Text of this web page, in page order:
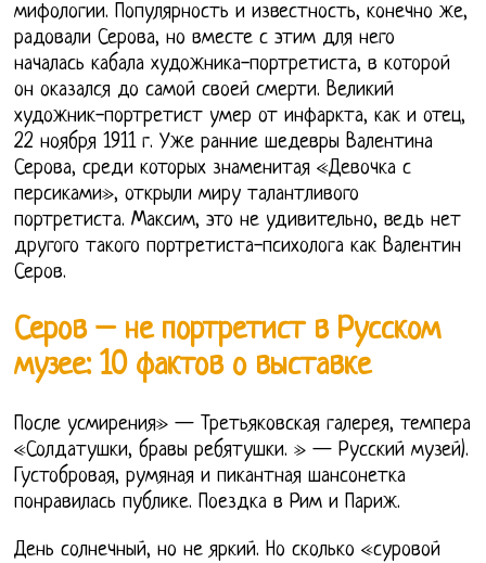
мифологии. Популярность и известность, конечно же,
радовали Серова, но вместе с этим для него
началась кабала художника-портретиста, в которой
он оказался до самой своей смерти. Великий
художник-портретист умер от инфаркта, как и отец,
22 ноября 1911 г. Уже ранние шедевры Валентина
Серова, среди которых знаменитая «Девочка с
персиками», открыли миру талантливого
портретиста. Максим, это не удивительно, ведь нет
другого такого портретиста-психолога как Валентин
Серов.
Серов – не портретист в Русском
музее: 10 фактов о выставке
После усмирения» — Третьяковская галерея, темпера
«Солдатушки, бравы ребятушки. » — Русский музей).
Густобровая, румяная и пикантная шансонетка
понравилась публике. Поездка в Рим и Париж.
День солнечный, но не яркий. Но сколько «суровой